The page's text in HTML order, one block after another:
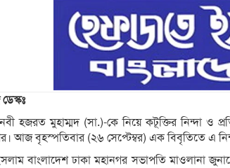
হজরত মুহাম্মদ (সা.)-কে নিয়ে কটূক্তির নিন্দা ও
আজ বৃহস্পতিবার (২৬ সেপ্টেম্বর) এক বিবৃতিতে এ
বাংলাদেশ ঢাকা মহানগর সভাপতি মাওলানা